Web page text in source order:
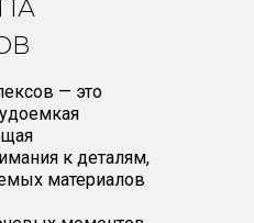
— это
к деталям,
материалов